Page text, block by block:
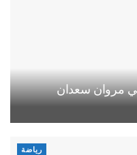
مروان سعدان
رياضة